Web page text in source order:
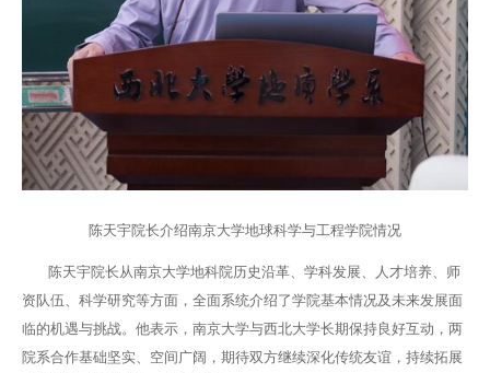
陈天宇院长介绍南京大学地球科学与工程学院情况
陈天宇院长从南京大学地科院历史沿革、学科发展、人才培养、师
资队伍、科学研究等方面，全面系统介绍了学院基本情况及未来发展面
临的机遇与挑战。他表示，南京大学与西北大学长期保持良好互动，两
院系合作基础坚实、空间广阔，期待双方继续深化传统友谊，持续拓展